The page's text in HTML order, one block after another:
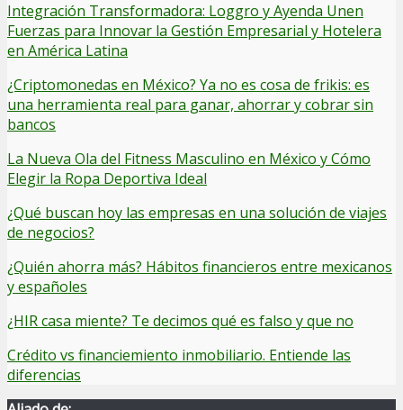
Integración Transformadora: Loggro y Ayenda Unen
Fuerzas para Innovar la Gestión Empresarial y Hotelera
en América Latina
¿Criptomonedas en México? Ya no es cosa de frikis: es
una herramienta real para ganar, ahorrar y cobrar sin
bancos
La Nueva Ola del Fitness Masculino en México y Cómo
Elegir la Ropa Deportiva Ideal
¿Qué buscan hoy las empresas en una solución de viajes
de negocios?
¿Quién ahorra más? Hábitos financieros entre mexicanos
y españoles
¿HIR casa miente? Te decimos qué es falso y que no
Crédito vs financiemiento inmobiliario. Entiende las
diferencias